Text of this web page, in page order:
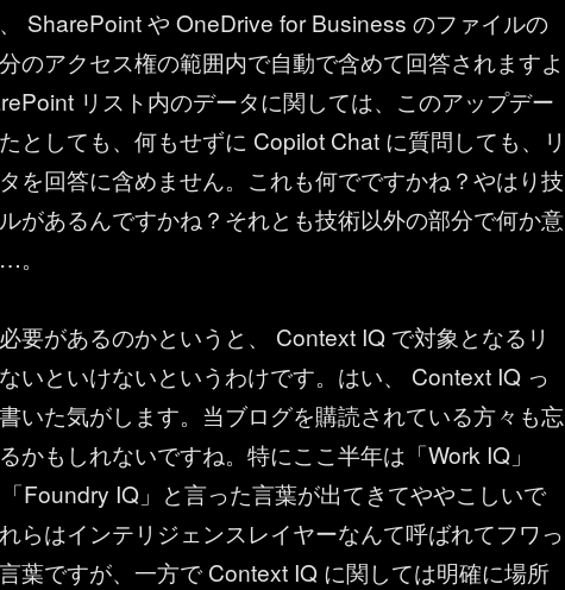
SharePoint や OneDrive for Business のファイルの
のアクセス権の範囲内で自動で含めて回答されますよ
リスト内のデータに関しては、このアップデー
としても、何もせずに Copilot Chat に質問しても、リ
を回答に含めません。これも何でですかね？やはり技
があるんですかね？それとも技術以外の部分で何か意
。
要があるのかというと、 Context IQ で対象となるリ
いといけないというわけです。はい、 Context IQ っ
いた気がします。当ブログを購読されている方々も忘
かもしれないですね。特にここ半年は「Work IQ」
「Foundry IQ」と言った言葉が出てきてややこしいで
らはインテリジェンスレイヤーなんて呼ばれてフワっ
葉ですが、一方で Context IQ に関しては明確に場所